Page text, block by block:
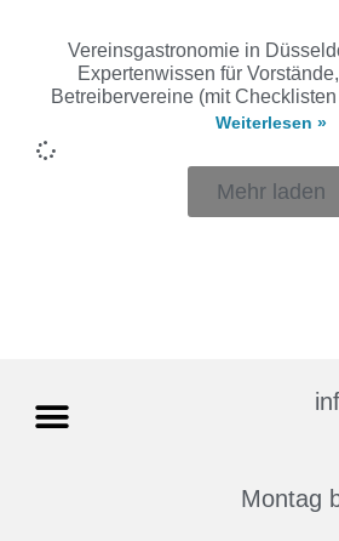
Vereinsgastronomie in
Expertenwissen für
Betreibervereine (mit
Weiterlesen »
Mehr laden
Montag